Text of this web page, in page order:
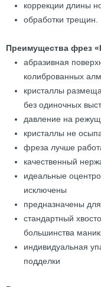
коррекции длины
обработки трещин.
Преимущества фрез
абразивная
колиброванных
кристаллы
без одиночных
давление на
кристаллы не
фреза лучше
качественный
идеальные
исключены
предназначены
стандартный
большинства
индивидуальная
подделки